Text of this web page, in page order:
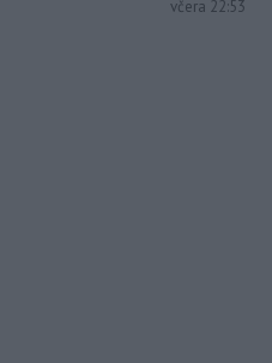
včera 22:53